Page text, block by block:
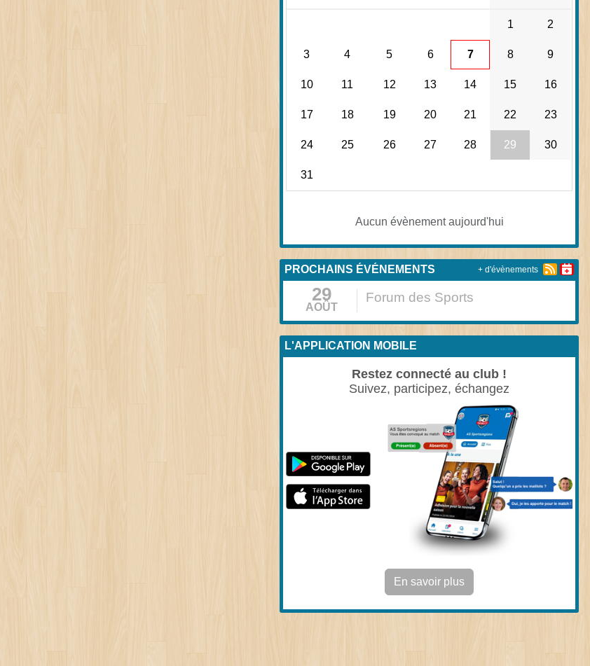
1 2
3 4 5 6 7 8 9
10 11 12 13 14 15 16
17 18 19 20 21 22 23
24 25 26 27 28 29 30
31
Aucun évènement aujourd'hui
PROCHAINS ÉVÉNEMENTS
29
AOÛT
Forum des Sports
+ d'évènements
L'APPLICATION MOBILE
Restez connecté au club !
Suivez, participez, échangez
En savoir plus